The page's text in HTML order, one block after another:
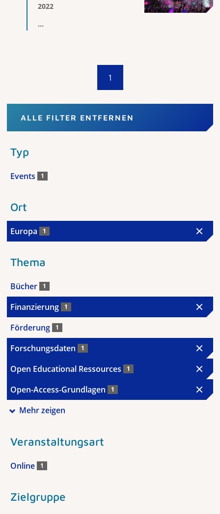
2022
...
1
ALLE FILTER ENTFERNEN
Typ
Events 1
Ort
Europa 1
Thema
Bücher 1
Finanzierung 1
Förderung 1
Forschungsdaten 1
Open Educational Ressources 1
Open-Access-Grundlagen 1
Mehr zeigen
Veranstaltungsart
Online 1
Zielgruppe